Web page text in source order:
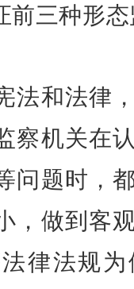
前三种形
和法律，
察机关在
问题时，
，做到客
律法规